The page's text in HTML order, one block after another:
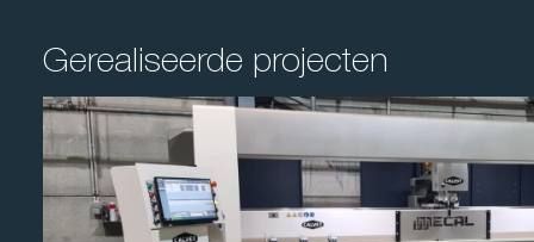
Gerealiseerde projecten